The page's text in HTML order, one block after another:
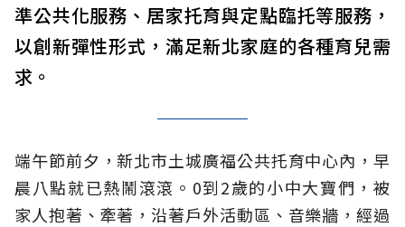
準公共化服務、居家托育與定點臨托等服務，
以創新彈性形式，滿足新北家庭的各種育兒需
求。
端午節前夕，新北市土城廣福公共托育中心內，早
晨八點就已熱鬧滾滾。0到2歲的小中大寶們，被
家人抱著、牽著，沿著戶外活動區、音樂牆，經過